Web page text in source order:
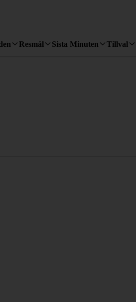
Resmål Sista Minuten Tillval